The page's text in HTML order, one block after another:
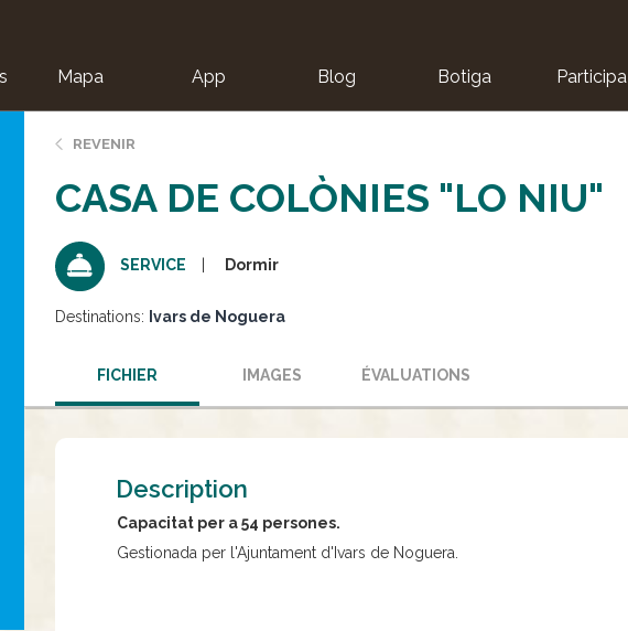
Mapa App Blog Botiga Participa
REVENIR
CASA DE COLÒNIES "LO NIU"
SERVICE Dormir
Destinations: Ivars de Noguera
FICHIER IMAGES ÉVALUATIONS
Description
Capacitat per a 54 persones.
Gestionada per l'Ajuntament d'Ivars de Noguera.